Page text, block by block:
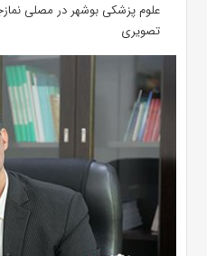
علوم پزشکی بوشهر در مصلی
تصویری